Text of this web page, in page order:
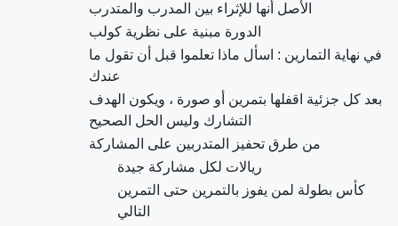
الأصل أنها للإثراء بين المدرب والمتدرب
الدورة مبنية على نظرية كولب
في نهاية التمارين : اسأل ماذا تعلموا قبل أن تقول ما
عندك
بعد كل جزئية اقفلها بتمرين أو صورة ، ويكون الهدف
التشارك وليس الحل الصحيح
من طرق تحفيز المتدربين على المشاركة
ريالات لكل مشاركة جيدة
كأس بطولة لمن يفوز بالتمرين حتى التمرين
التالي